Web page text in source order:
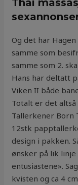
Thai
Og det har
samme som
samme som 2.
Hans har deltatt
Viken II både
Totalt er det
Tallerkener Born
12stk
design i pakken.
ønsker på lik
entusiastene».
kvisten og ca 4